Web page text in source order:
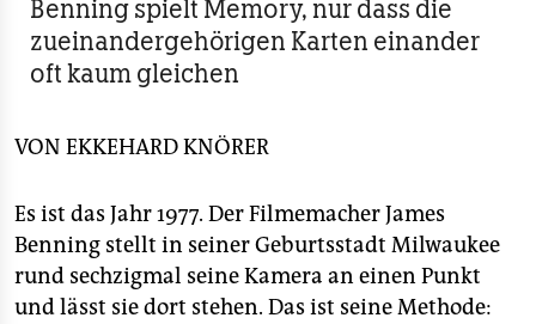
veranstaltungen
shop
abo
genossenschaft
epaper login
Benning spielt Memory, nur dass die
zueinandergehörigen Karten einander
oft kaum gleichen
VON EKKEHARD KNÖRER
Es ist das Jahr 1977. Der Filmemacher James
Benning stellt in seiner Geburtsstadt Milwaukee
rund sechzigmal seine Kamera an einen Punkt
und lässt sie dort stehen. Das ist seine Methode: